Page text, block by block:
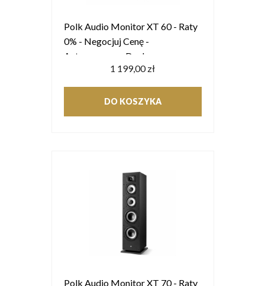
Polk Audio Monitor XT 60 - Raty
0% - Negocjuj Cenę -
Autoryzowany Dealer
1 199,00 zł
DO KOSZYKA
Polk Audio Monitor XT 70 - Raty